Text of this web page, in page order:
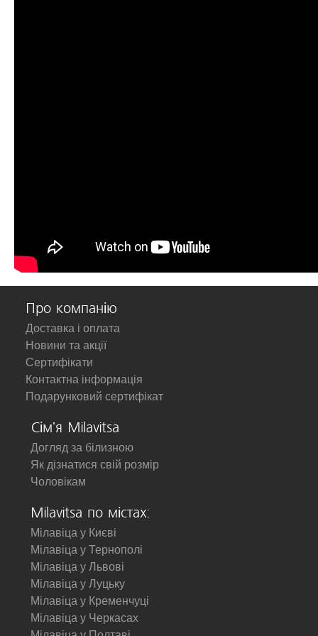
Про компанію
Доставка і оплата
Новини та акції
Сертифікати
Контактна інформація
Подарунковий сертифікат
Сім'я Milavitsa
Догляд за білизною
Як дізнатися свій розмір
Чоловікам
Milavitsa по містах:
Мілавіца у Києві
Мілавіца у Тернополі
Мілавіца у Львові
Мілавіца у Луцьку
Мілавіца у Кременчуці
Мілавіца у Черкасах